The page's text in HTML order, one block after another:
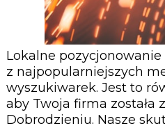
Lokalne
z najpopularniejszych
wyszukiwarek. Jest to
aby Twoja firma została
Dobrodzieniu. Nasze